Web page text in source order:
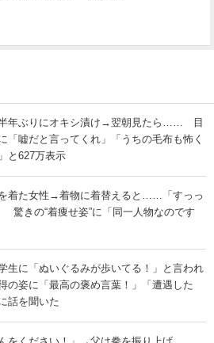
年ぶりにオキシ漬け→翌朝見たら…… 目
「嘘だと言ってくれ」「うちの毛布も怖く
と627万表示
着た女性→着物に着替えると……「すっっ
驚きの“着痩せ姿”に「同一人物なのです
生に「ぬいぐるみが歩いてる！」と言われ
姿に「最高の褒め言葉！」「遭遇した
話を聞いた